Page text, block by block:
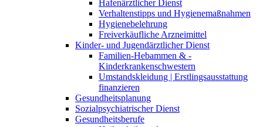
Hafenärztlicher Dienst
Verhaltenstipps und Hygienemaßnahmen
Hygienebelehrung
Freiverkäufliche Arzneimittel
Kinder- und Jugendärztlicher Dienst
Familien-Hebammen & -
Kinderkrankenschwestern
Umstandskleidung | Erstlingsausstattung
finanzieren
Gesundheitsplanung
Sozialpsychiatrischer Dienst
Gesundheitsberufe